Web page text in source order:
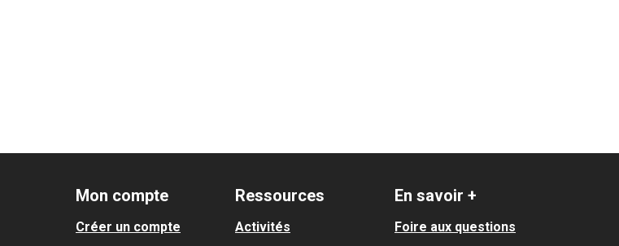
Mon compte
Créer un compte
Ressources
Activités
En savoir +
Foire aux questions